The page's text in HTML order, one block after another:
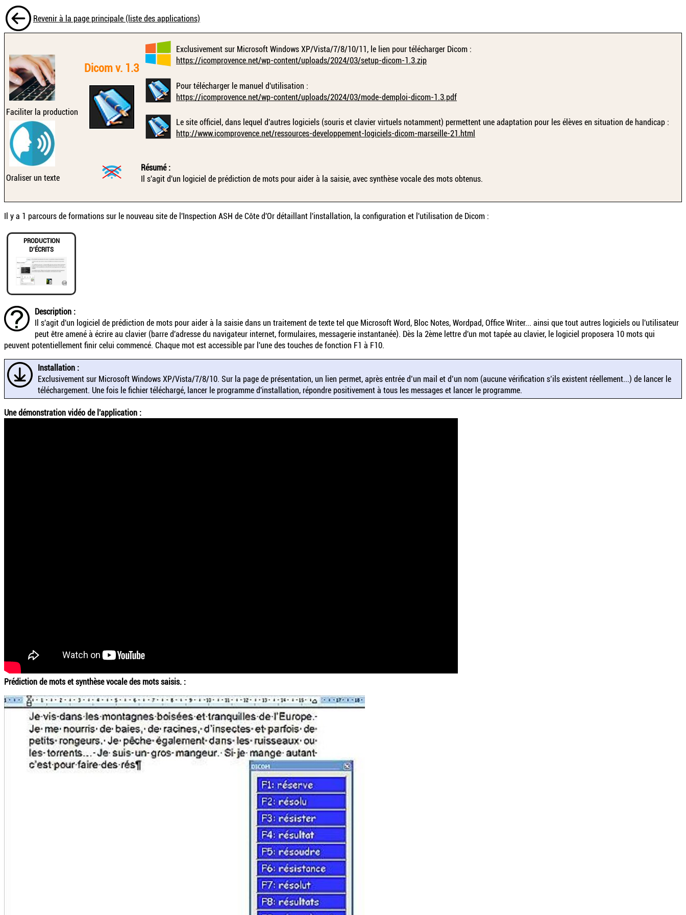
Revenir à la page principale (liste des applications)
Faciliter la production
Oraliser un texte
Dicom v. 1.3
Exclusivement sur Microsoft Windows XP/Vista/7/8/10/11, le lien pour télécharger Dicom :
https://icomprovence.net/wp-content/uploads/2024/03/setup-dicom-1.3.zip
Pour télécharger le manuel d'utilisation :
https://icomprovence.net/wp-content/uploads/2024/03/mode-demploi-dicom-1.3.pdf
Le site officiel, dans lequel d'autres logiciels (souris et clavier virtuels notamment) permettent une adaptation pour les élèves en situation de handicap :
http://www.icomprovence.net/ressources-developpement-logiciels-dicom-marseille-21.html
Résumé :
Il s'agit d'un logiciel de prédiction de mots pour aider à la saisie, avec synthèse vocale des mots obtenus.
Il y a 1 parcours de formations sur le nouveau site de l'Inspection ASH de Côte d'Or détaillant l'installation, la configuration et l'utilisation de Dicom :
PRODUCTION
D'ÉCRITS
Description :
Il s'agit d'un logiciel de prédiction de mots pour aider à la saisie dans un traitement de texte tel que Microsoft Word, Bloc Notes, Wordpad, Office Writer... ainsi que tout autres logiciels ou l'utilisateur
peut être amené à écrire au clavier (barre d'adresse du navigateur internet, formulaires, messagerie instantanée). Dès la 2ème lettre d'un mot tapée au clavier, le logiciel proposera 10 mots qui
peuvent potentiellement finir celui commencé. Chaque mot est accessible par l'une des touches de fonction F1 à F10.
Installation :
Exclusivement sur Microsoft Windows XP/Vista/7/8/10. Sur la page de présentation, un lien permet, après entrée d’un mail et d’un nom (aucune vérification s’ils existent réellement...) de lancer le
téléchargement. Une fois le fichier téléchargé, lancer le programme d'installation, répondre positivement à tous les messages et lancer le programme.
Une démonstration vidéo de l'application :
Prédiction de mots et synthèse vocale des mots saisis. :